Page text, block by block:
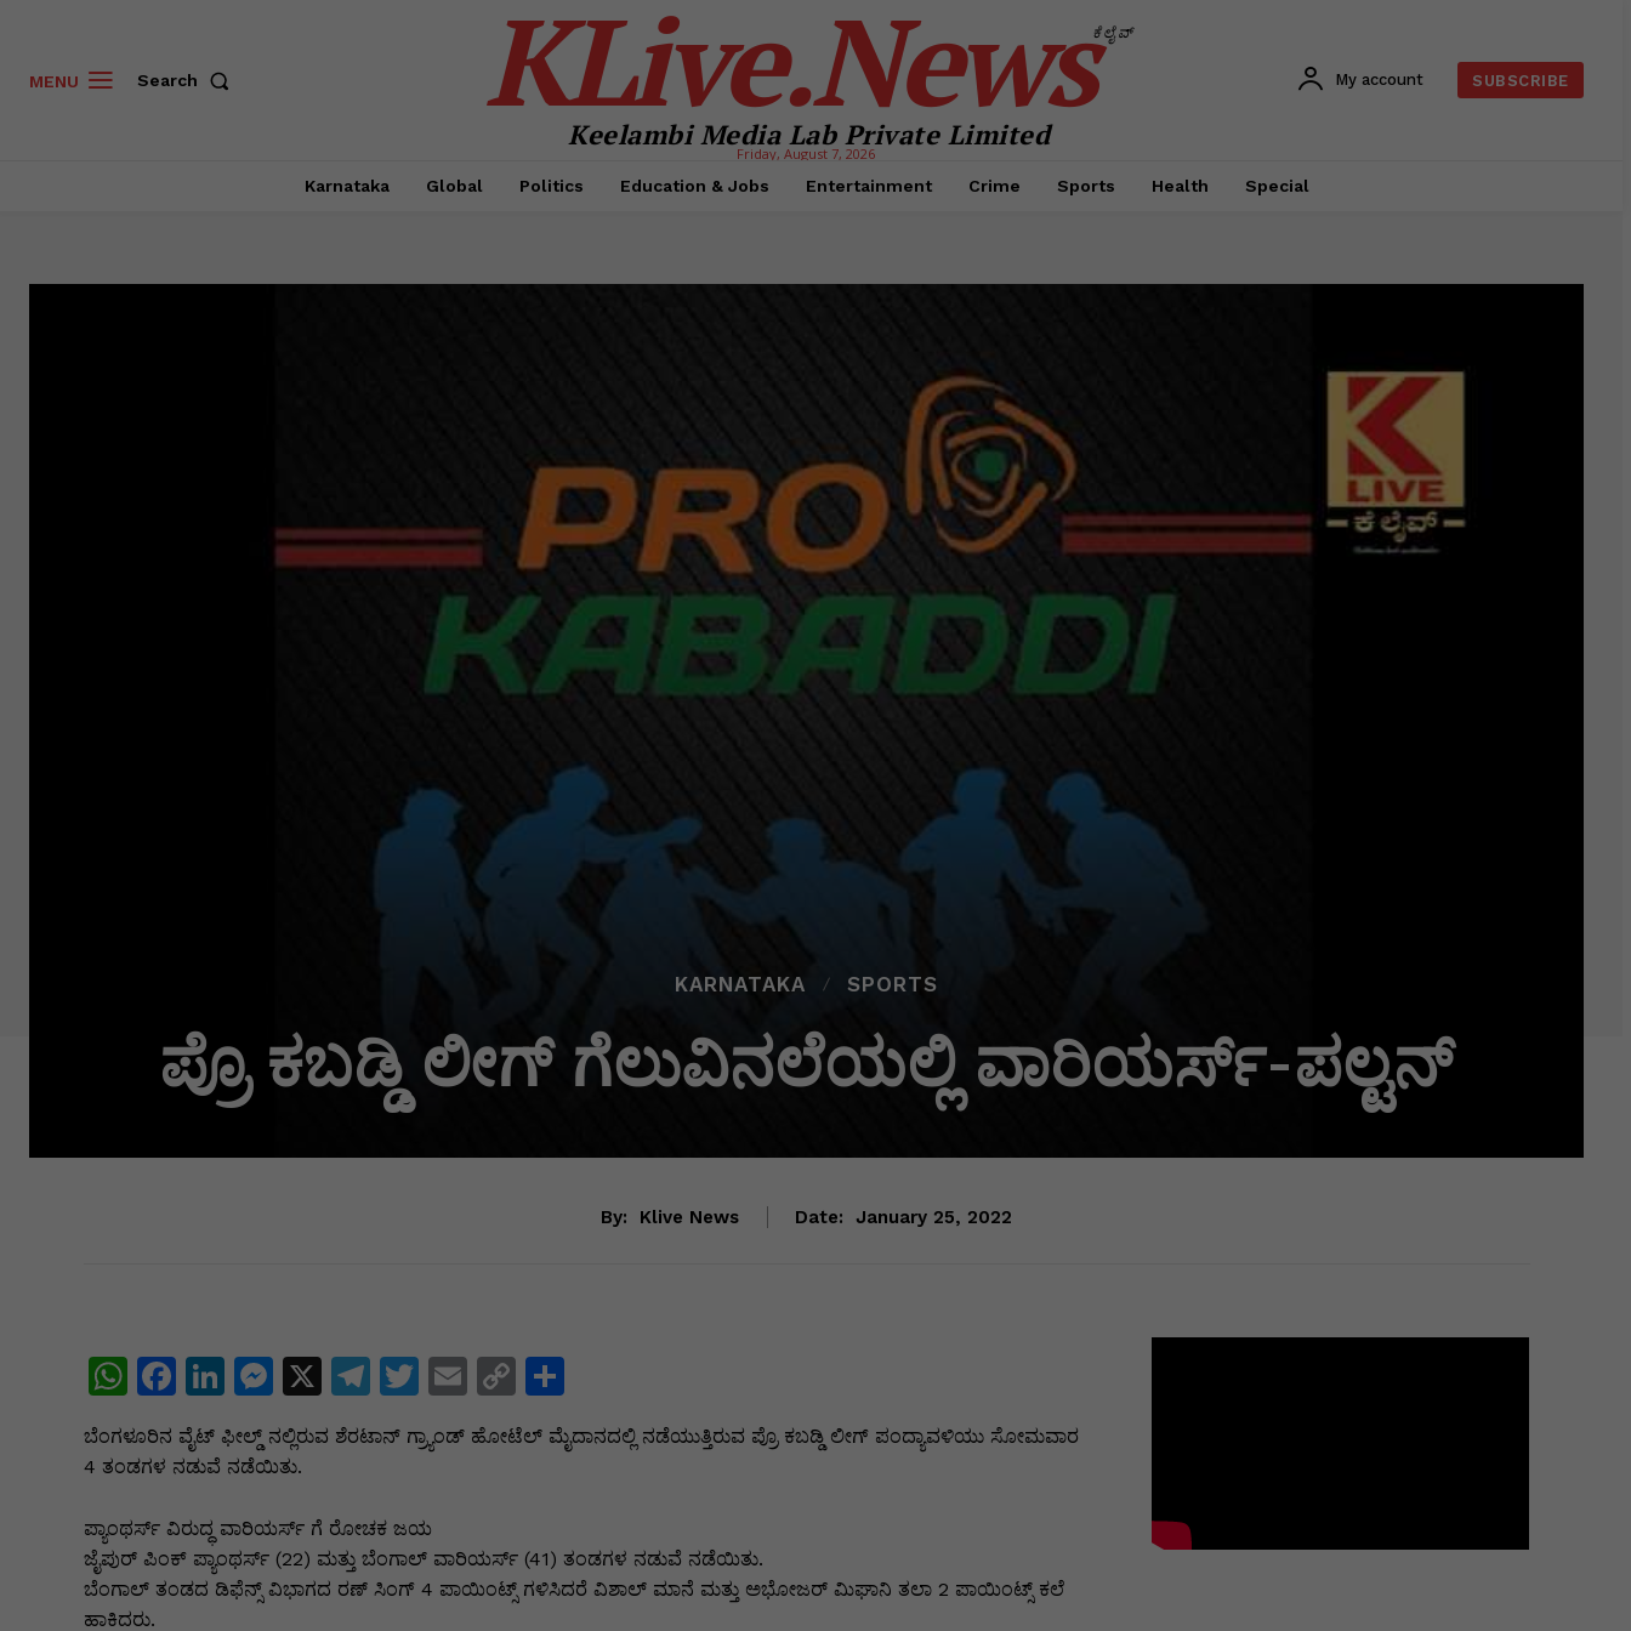
MENU Search KLive.Newsಕೆಲೈವ್
Keelambi Media Lab Private Limited
Friday, August 7, 2026
My account SUBSCRIBE
Karnataka Global Politics Education & Jobs Entertainment Crime Sports Health Special
KARNATAKA SPORTS
ಪ್ರೊ ಕಬಡ್ಡಿ ಲೀಗ್ ಗೆಲುವಿನಲೆಯಲ್ಲಿ ವಾರಿಯರ್ಸ್-ಪಲ್ಟನ್
By: Klive News Date: January 25, 2022
W
at
A
p
p
F
a
c
b
o
o
Li
k
dI
n
M
e
s
e
n
g
X
T
e
a
m
T
itt
E
m
ai
C
o
p
n
k
S
ar
ಬೆಂಗಳೂರಿನ ವೈಟ್ ಫೀಲ್ಡ್ ನಲ್ಲಿರುವ ಶೆರಟಾನ್ ಗ್ರ್ಯಾಂಡ್ ಹೋಟೆಲ್ ಮೈದಾನದಲ್ಲಿ ನಡೆಯುತ್ತಿರುವ ಪ್ರೊ ಕಬಡ್ಡಿ ಲೀಗ್ ಪಂದ್ಯಾವಳಿಯು ಸೋಮವಾರ
4 ತಂಡಗಳ ನಡುವೆ ನಡೆಯಿತು.
ಪ್ಯಾಂಥರ್ಸ್ ವಿರುದ್ಧ ವಾರಿಯರ್ಸ್ ಗೆ ರೋಚಕ ಜಯ
ಜೈಪುರ್ ಪಿಂಕ್ ಪ್ಯಾಂಥರ್ಸ್ (22) ಮತ್ತು ಬೆಂಗಾಲ್ ವಾರಿಯರ್ಸ್ (41) ತಂಡಗಳ ನಡುವೆ ನಡೆಯಿತು.
ಬೆಂಗಾಲ್ ತಂಡದ ಡಿಫೆನ್ಸ್ ವಿಭಾಗದ ರಣ್ ಸಿಂಗ್ 4 ಪಾಯಿಂಟ್ಸ್ ಗಳಿಸಿದರೆ ವಿಶಾಲ್ ಮಾನೆ ಮತ್ತು ಅಭೋಜರ್ ಮಿಘಾನಿ ತಲಾ 2 ಪಾಯಿಂಟ್ಸ್ ಕಲೆ
ಹಾಕಿದರು.